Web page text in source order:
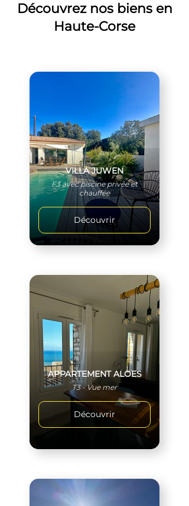
Découvrez nos biens en
Haute-Corse
VILLA JUWEN
F3 avec piscine privée et
chauffée
Découvrir
APPARTEMENT ALOES
T3 - Vue mer
Découvrir